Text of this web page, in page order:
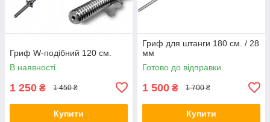
Гриф W-подібний 120 см.
В наявності
1 250 ₴ 1 450 ₴
Купити
Гриф для штанги 180 см. / 28
мм
Готово до відправки
1 500 ₴ 1 700 ₴
Купити